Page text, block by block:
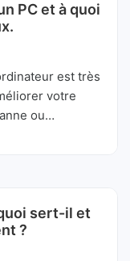
PC et à quoi
est très
votre
ou…
sert-il et
?